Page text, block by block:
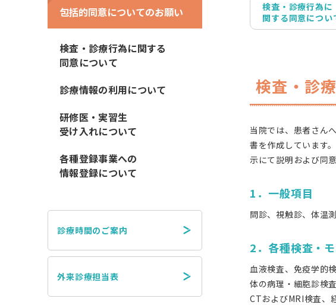
包括的同意についてのお願い
検査・診療行為に関する
同意について
診療情報の利用について
研修医・実習生
受け入れについて
各種登録事業への
情報登録について
診療時間のご案内
外来診療担当表
検査・診療行為に
関する同意につい
検査・診
当院では、患者さん
書を作成しています
示にて説明および同
1．一般項目
問診、視触診、体温
2．各種検査・
血液検査、免疫学的
体の病理・細胞診検
CTおよびMRI検査、